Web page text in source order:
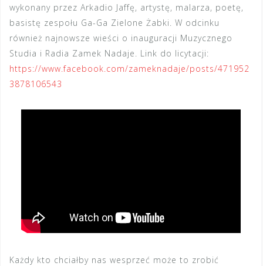
wykonany przez Arkadio Jaffę, artystę, malarza, poetę,
basistę zespołu Ga-Ga Zielone Żabki. W odcinku
również najnowsze wieści o inauguracji Muzycznego
Studia i Radia Zamek Nadaje. Link do licytacji:
https://www.facebook.com/zameknadaje/posts/471952
3878106543
Każdy kto chciałby nas wesprzeć może to zrobić